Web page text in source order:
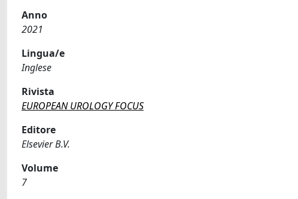
Anno
2021
Lingua/e
Inglese
Rivista
EUROPEAN UROLOGY FOCUS
Editore
Elsevier B.V.
Volume
7